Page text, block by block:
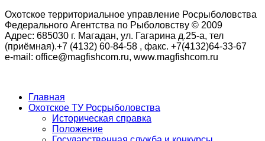
Охотское территориальное управление Росрыболовства
Федерального Агентства по Рыболовству © 2009
Адрес: 685030 г. Магадан, ул. Гагарина д.25-а, тел
(приёмная).+7 (4132) 60-84-58 , факс. +7(4132)64-33-67
e-mail: office@magfishcom.ru, www.magfishcom.ru
Главная
Охотское ТУ Росрыболовства
Историческая справка
Положение